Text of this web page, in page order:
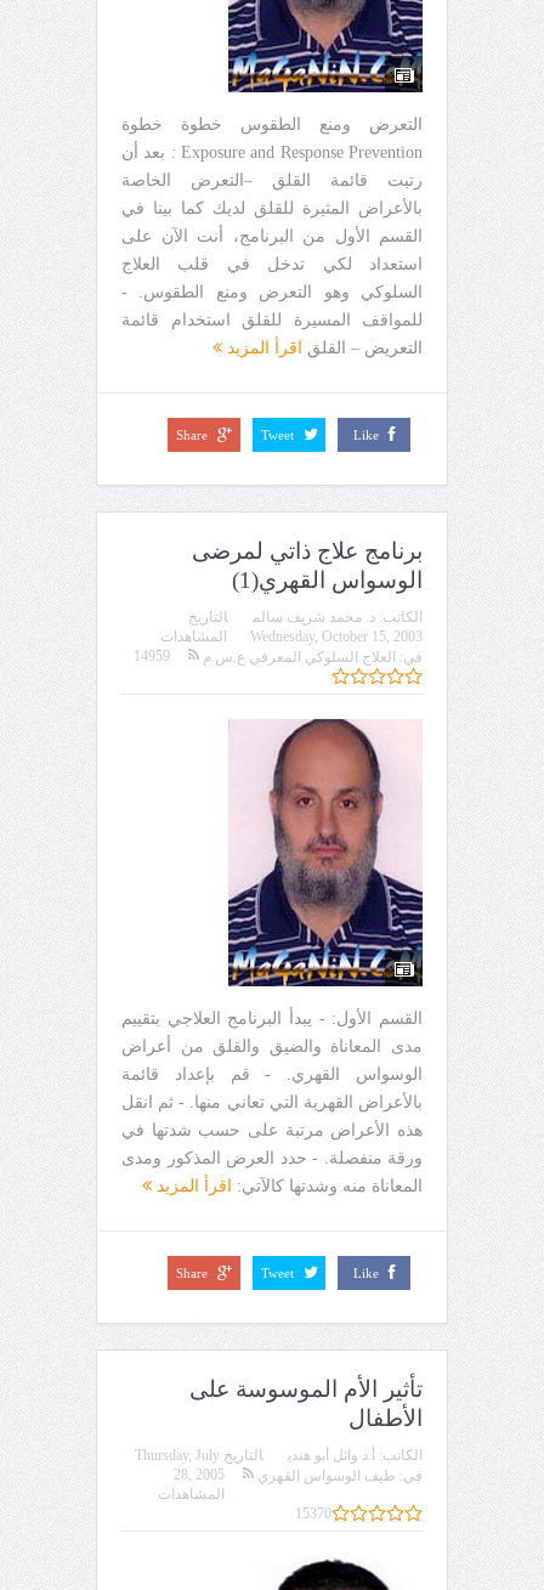
التعرض ومنع الطقوس خطوة خطوة
Exposure and Response Prevention : بعد أن
رتبت قائمة القلق –التعرض الخاصة
بالأعراض المثيرة للقلق لديك كما بينا في
القسم الأول من البرنامج، أنت الآن على
استعداد لكي تدخل في قلب العلاج
السلوكي وهو التعرض ومنع الطقوس. -
للمواقف المسيرة للقلق استخدام قائمة
التعريض – القلق
اقرأ المزيد
Like
Tweet
Share
برنامج علاج ذاتي لمرضى
الوسواس القهري(1)
الكاتب: د. محمد شريف سالم
التاريخ
Wednesday, October 15, 2003
في: العلاج السلوكي المعرفي ع.س.م
المشاهدات
14959
القسم الأول: - يبدأ البرنامج العلاجي بتقييم
مدى المعاناة والضيق والقلق من أعراض
الوسواس القهري. - قم بإعداد قائمة
بالأعراض القهرية التي تعاني منها. - ثم انقل
هذه الأعراض مرتبة على حسب شدتها في
ورقة منفصلة. - حدد العرض المذكور ومدى
المعاناة منه وشدتها كالآتي:
اقرأ المزيد
Like
Tweet
Share
تأثير الأم الموسوسة على
الأطفال
الكاتب: أ.د وائل أبو هندي التاريخ Thursday, July
28, 2005
في: طيف الوسواس القهري
المشاهدات
15370